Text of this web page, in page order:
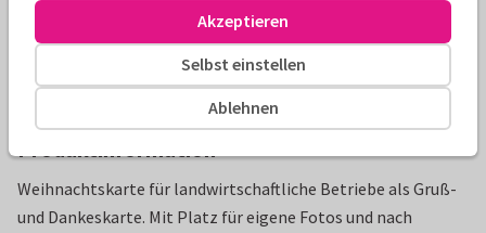
Produktinformation
Weihnachtskarte für landwirtschaftliche Betriebe als Gruß-
und Dankeskarte. Mit Platz für eigene Fotos und nach
Ablehnen
Selbst einstellen
Akzeptieren